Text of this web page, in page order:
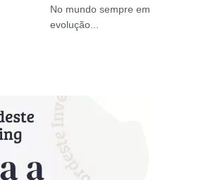
No mundo sempre em
evolução...